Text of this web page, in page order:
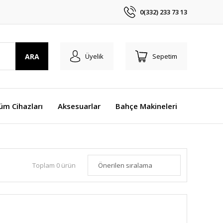
0(332) 233 73 13
ARA Üyelik Sepetim
Cihazları Aksesuarlar Bahçe Makineleri
Toplam 0 ürün